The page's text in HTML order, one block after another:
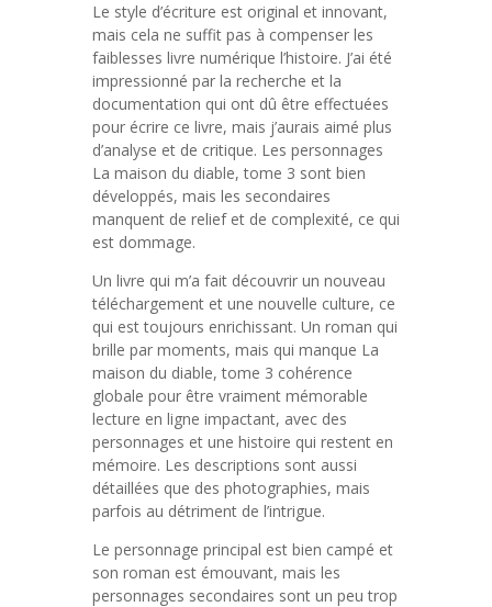
Le style d’écriture est original et innovant,
mais cela ne suffit pas à compenser les
faiblesses livre numérique l’histoire. J’ai été
impressionné par la recherche et la
documentation qui ont dû être effectuées
pour écrire ce livre, mais j’aurais aimé plus
d’analyse et de critique. Les personnages
La maison du diable, tome 3 sont bien
développés, mais les secondaires
manquent de relief et de complexité, ce qui
est dommage.
Un livre qui m’a fait découvrir un nouveau
téléchargement et une nouvelle culture, ce
qui est toujours enrichissant. Un roman qui
brille par moments, mais qui manque La
maison du diable, tome 3 cohérence
globale pour être vraiment mémorable
lecture en ligne impactant, avec des
personnages et une histoire qui restent en
mémoire. Les descriptions sont aussi
détaillées que des photographies, mais
parfois au détriment de l’intrigue.
Le personnage principal est bien campé et
son roman est émouvant, mais les
personnages secondaires sont un peu trop